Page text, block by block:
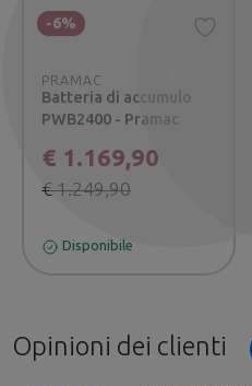
PRAMAC
Batteria di accumulo
PWB2400 - Pramac
€ 1.169,90
€ 1.249,90
-6%
Disponibile
Opinioni dei clienti